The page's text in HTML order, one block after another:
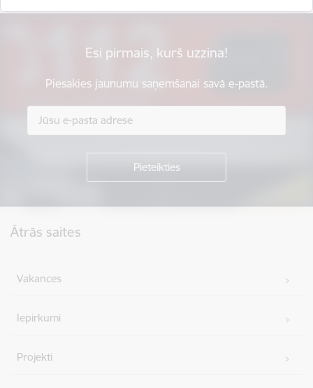
Esi pirmais, kurš uzzina!
Piesakies jaunumu saņemšanai savā e-pastā.
Ātrās saites
Vakances
Iepirkumi
Projekti